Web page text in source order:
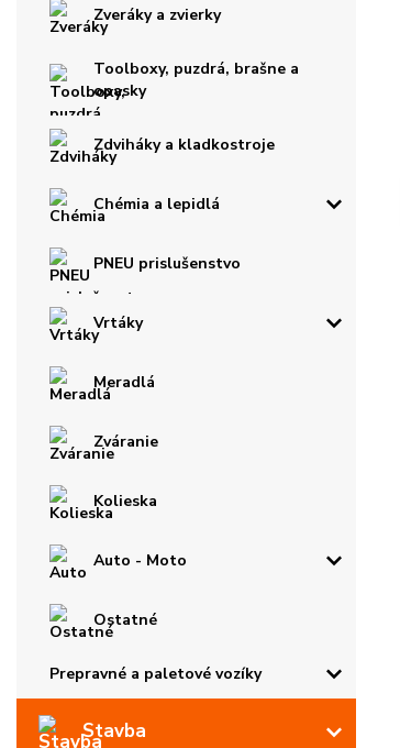
Zveráky a zvierky
Toolboxy, puzdrá, brašne a
opasky
Zdviháky a kladkostroje
Chémia a lepidlá
PNEU prislušenstvo
Vrtáky
Meradlá
Zváranie
Kolieska
Auto - Moto
Ostatné
Prepravné a paletové vozíky
Stavba